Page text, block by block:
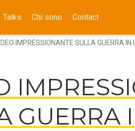
Talks Chi sono Contact
IMPRESSIONANTE SULLA GUERRA IN
GUERRA